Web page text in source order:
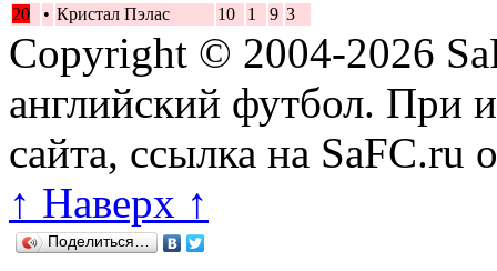
20
• Кристал Пэлас 10 1 9 3
Copyright © 2004-2026
английский футбол. При
сайта, ссылка на SaFC.ru
↑ Наверх ↑
Поделиться…